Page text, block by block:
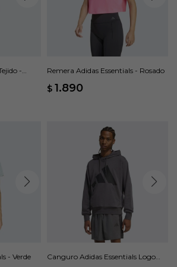
-
Remera Adidas Essentials - Rosado
$ 1.890
- Verde
Canguro Adidas Essentials Logo